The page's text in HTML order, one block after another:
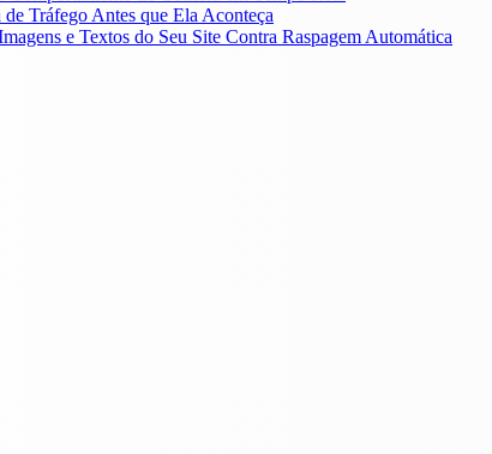
Tráfego Antes que Ela Aconteça
e Textos do Seu Site Contra Raspagem Automática